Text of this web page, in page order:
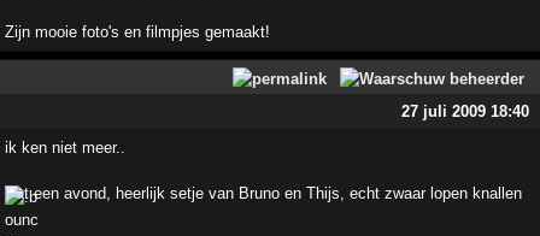
Zijn mooie foto's en filmpjes gemaakt!
27 juli 2009 18:40
ik ken niet meer..
wat een avond, heerlijk setje van Bruno en Thijs, echt zwaar lopen knallen